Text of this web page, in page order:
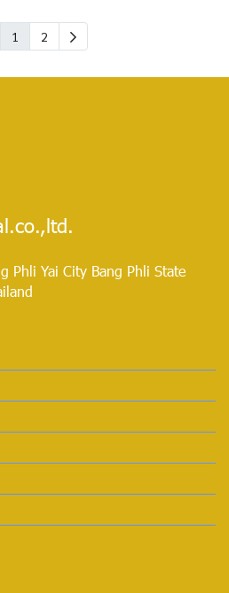
1 2
Phli Yai City Bang Phli State